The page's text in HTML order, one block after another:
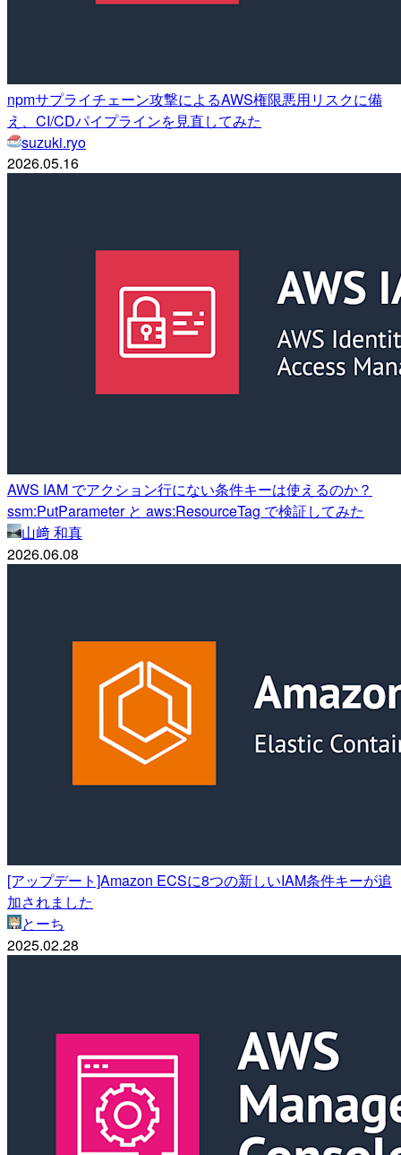
npmサプライチェーン攻撃によるAWS権限悪用リスクに備
え、CI/CDパイプラインを見直してみた
suzuki.ryo
2026.05.16
AWS IAM でアクション行にない条件キーは使えるのか？
ssm:PutParameter と aws:ResourceTag で検証してみた
山﨑 和真
2026.06.08
[アップデート]Amazon ECSに8つの新しいIAM条件キーが追
加されました
とーち
2025.02.28